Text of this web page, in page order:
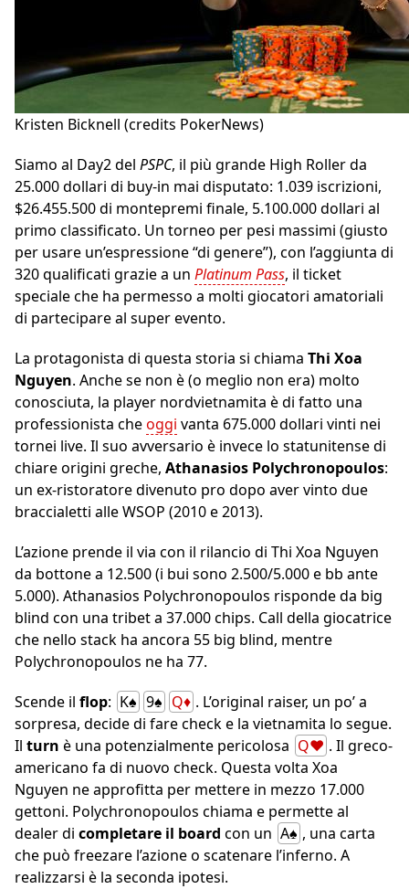
Kristen Bicknell (credits PokerNews)
Siamo al Day2 del PSPC, il più grande High Roller da
25.000 dollari di buy-in mai disputato: 1.039 iscrizioni,
$26.455.500 di montepremi finale, 5.100.000 dollari al
primo classificato. Un torneo per pesi massimi (giusto
per usare un’espressione “di genere”), con l’aggiunta di
320 qualificati grazie a un Platinum Pass, il ticket
speciale che ha permesso a molti giocatori amatoriali
di partecipare al super evento.
La protagonista di questa storia si chiama Thi Xoa
Nguyen. Anche se non è (o meglio non era) molto
conosciuta, la player nordvietnamita è di fatto una
professionista cheoggi vanta 675.000 dollari vinti nei
tornei live. Il suo avversario è invece lo statunitense di
chiare origini greche, Athanasios Polychronopoulos:
un ex-ristoratore divenuto pro dopo aver vinto due
braccialetti alle WSOP (2010 e 2013).
L’azione prende il via con il rilancio di Thi Xoa Nguyen
da bottone a 12.500 (i bui sono 2.500/5.000 e bb ante
5.000). Athanasios Polychronopoulos risponde da big
blind con una tribet a 37.000 chips. Call della giocatrice
che nello stack ha ancora 55 big blind, mentre
Polychronopoulos ne ha 77.
Scende il flop: K♠ 9♠ Q♦ . L’original raiser, un po’ a
sorpresa, decide di fare check e la vietnamita lo segue.
Il turn è una potenzialmente pericolosa Q♥ . Il greco-
americano fa di nuovo check. Questa volta Xoa
Nguyen ne approfitta per mettere in mezzo 17.000
gettoni. Polychronopoulos chiama e permette al
dealer di completare il board con un A♠ , una carta
che può freezare l’azione o scatenare l’inferno. A
realizzarsi è la seconda ipotesi.